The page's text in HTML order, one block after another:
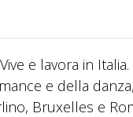
e lavora in
e della
Bruxelles e